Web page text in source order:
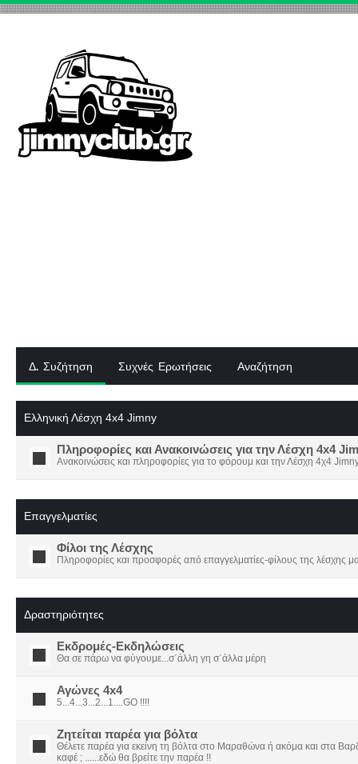
Δ. Συζήτηση Συχνές Ερωτήσεις Αναζήτηση
Ελληνική Λέσχη 4x4 Jimny
Πληροφορίες και Ανακοινώσεις για την Λέσχη 4x4
Ανακοινώσεις και πληροφορίες για το φόρουμ και την Λέσχη 4χ4
Επαγγελματίες
Φίλοι της Λέσχης
Πληροφορίες και προσφορές από επαγγελματίες-φίλους της λέσχης
Δραστηριότητες
Εκδρομές-Εκδηλώσεις
Θα σε πάρω να φύγουμε...σ΄άλλη γη σ΄άλλα μέρη
Αγώνες 4x4
5...4...3...2...1....GO !!!!
Ζητείται παρέα για βόλτα
Θέλετε παρέα για εκείνη τη βόλτα στο Μαραθώνα ή ακόμα και στα
καφέ ; ......εδώ θα βρείτε την παρέα !!